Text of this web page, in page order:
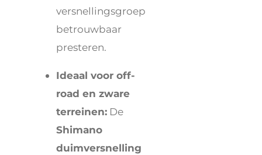
versnellingsgroep
betrouwbaar
presteren.
Ideaal voor off-
road en zware
terreinen: De
Shimano
duimversnelling